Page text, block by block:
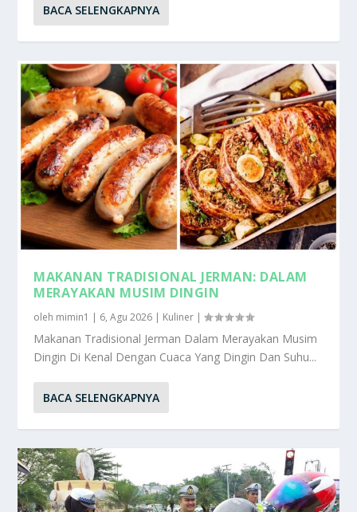
BACA SELENGKAPNYA
MAKANAN TRADISIONAL JERMAN: DALAM
MERAYAKAN MUSIM DINGIN
oleh mimin1 | 6, Agu 2026 | Kuliner |
Makanan Tradisional Jerman Dalam Merayakan Musim
Dingin Di Kenal Dengan Cuaca Yang Dingin Dan Suhu...
BACA SELENGKAPNYA